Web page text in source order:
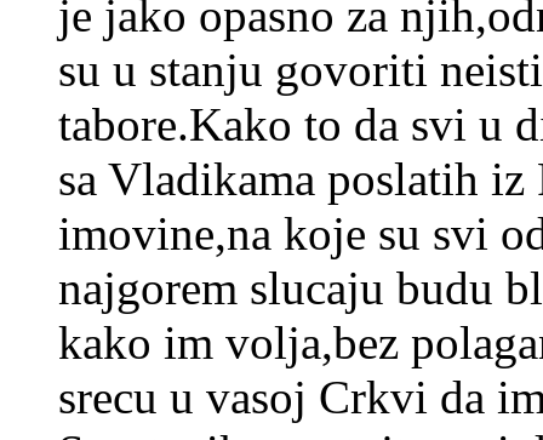
je jako opasno za
su u stanju govoriti
tabore.Kako to da svi u
sa Vladikama poslatih
imovine,na koje su svi
najgorem slucaju budu
kako im volja,bez
srecu u vasoj Crkvi da